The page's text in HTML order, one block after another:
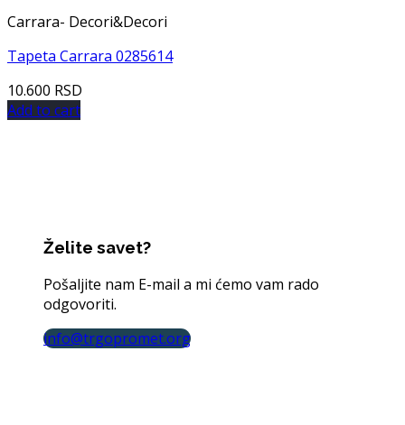
Carrara- Decori&Decori
Tapeta Carrara 0285614
10.600 RSD
Add to cart
Želite savet?
Pošaljite nam E-mail a mi ćemo vam rado
odgovoriti.
info@trgopromet.org